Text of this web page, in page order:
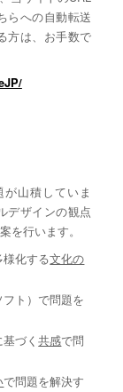
らへの自動転送
方は、お手数で
山積していま
デザインの観点
を行います。
様化する文化の
フト）で問題を
基づく共感で問
で問題を解決す